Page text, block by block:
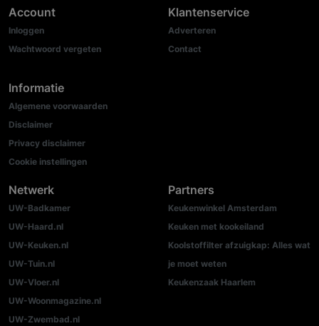
Account
Inloggen
Wachtwoord vergeten
Informatie
Algemene voorwaarden
Disclaimer
Privacy disclaimer
Cookie instellingen
Klantenservice
Adverteren
Contact
Netwerk
UW-Badkamer
UW-Haard.nl
UW-Keuken.nl
UW-Tuin.nl
UW-Vloer.nl
UW-Woonmagazine.nl
UW-Zwembad.nl
Partners
Keukenwinkel Amsterdam
Keuken met kookeiland
Koolstoffilter afzuigkap: Alles wat
je moet weten
Keukenzaak Haarlem